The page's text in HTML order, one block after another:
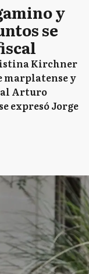
y
se
Kirchner
marplatense y
Arturo
expresó Jorge